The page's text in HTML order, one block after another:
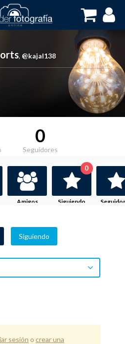
, @kajal138
0
Seguidores
Amigos Siguiendo
0
Siguiendo
sesión o crear una